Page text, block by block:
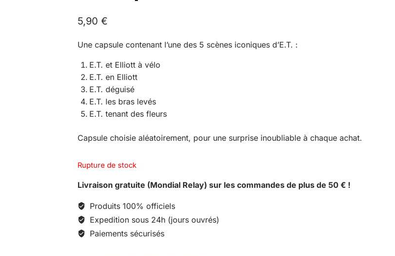
5,90 €
Une capsule contenant l’une des 5 scènes iconiques d’E.T. :
E.T. et Elliott à vélo
E.T. en Elliott
E.T. déguisé
E.T. les bras levés
E.T. tenant des fleurs
Capsule choisie aléatoirement, pour une surprise inoubliable à chaque achat.
Rupture de stock
Livraison gratuite (Mondial Relay) sur les commandes de plus de 50 € !
Produits 100% officiels
Expedition sous 24h (jours ouvrés)
Paiements sécurisés